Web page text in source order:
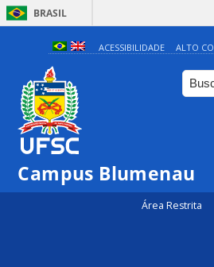
BRASIL
ACESSIBILIDADE ALTO
Campus Blumenau
Área Restrita